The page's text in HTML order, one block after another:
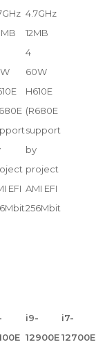
4.7GHz
12MB
4
60W
H610E
(R680E
support
by
project
EFI AMI EFI
256Mbit
i9-
12900E
i7-
12700E